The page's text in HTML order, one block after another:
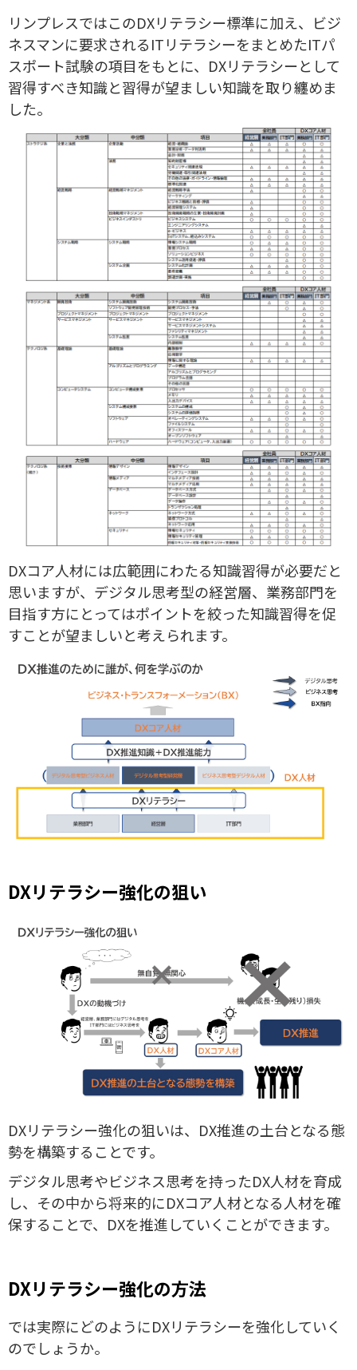
リンプレスではこのDXリテラシー標準に加え、ビジ
ネスマンに要求されるITリテラシーをまとめたITパ
スポート試験の項目をもとに、DXリテラシーとして
習得すべき知識と習得が望ましい知識を取り纏めま
した。
DXコア人材には広範囲にわたる知識習得が必要だと
思いますが、デジタル思考型の経営層、業務部門を
目指す方にとってはポイントを絞った知識習得を促
すことが望ましいと考えられます。
DXリテラシー強化の狙い
DXリテラシー強化の狙いは、DX推進の土台となる態
勢を構築することです。
デジタル思考やビジネス思考を持ったDX人材を育成
し、その中から将来的にDXコア人材となる人材を確
保することで、DXを推進していくことができます。
DXリテラシー強化の方法
では実際にどのようにDXリテラシーを強化していく
のでしょうか。